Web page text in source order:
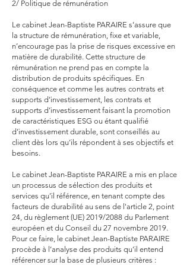
2/ Politique de rémunération
Le cabinet Jean-Baptiste PARAIRE s’assure que
la structure de rémunération, fixe et variable,
n’encourage pas la prise de risques excessive en
matière de durabilité. Cette structure de
rémunération ne prend pas en compte la
distribution de produits spécifiques. En
conséquence et comme les autres contrats et
supports d’investissement, les contrats et
supports d’investissement faisant la promotion
de caractéristiques ESG ou étant qualifié
d’investissement durable, sont conseillés au
client dès lors qu’ils répondent à ses objectifs et
besoins.
Le cabinet Jean-Baptiste PARAIRE a mis en place
un processus de sélection des produits et
services qu’il référence, en tenant compte des
facteurs de durabilité au sens de l'article 2, point
24, du règlement (UE) 2019/2088 du Parlement
européen et du Conseil du 27 novembre 2019.
Pour ce faire, le cabinet Jean-Baptiste PARAIRE
procède à l’analyse des produits qu’il entend
référencer sur la base de plusieurs critères :